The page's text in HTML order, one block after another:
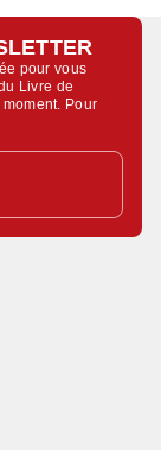
pour vous
Livre de
Pour